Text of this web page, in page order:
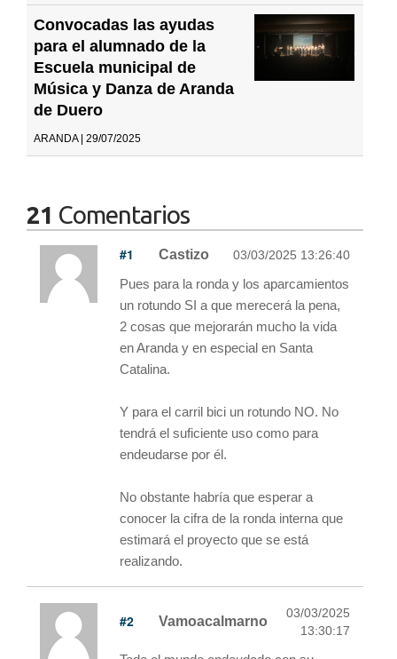
Convocadas las ayudas
para el alumnado de la
Escuela municipal de
Música y Danza de Aranda
de Duero
ARANDA | 29/07/2025
21 Comentarios
#1 Castizo 03/03/2025 13:26:40
Pues para la ronda y los aparcamientos
un rotundo SI a que merecerá la pena,
2 cosas que mejorarán mucho la vida
en Aranda y en especial en Santa
Catalina.
Y para el carril bici un rotundo NO. No
tendrá el suficiente uso como para
endeudarse por él.
No obstante habría que esperar a
conocer la cifra de la ronda interna que
estimará el proyecto que se está
realizando.
#2 Vamoacalmarno
03/03/2025
13:30:17